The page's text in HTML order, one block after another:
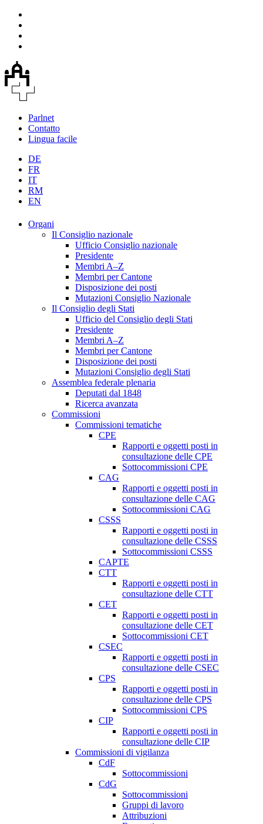
Parlnet
Contatto
Lingua facile
DE
FR
IT
RM
EN
Organi
Il Consiglio nazionale
Ufficio Consiglio nazionale
Presidente
Membri A–Z
Membri per Cantone
Disposizione dei posti
Mutazioni Consiglio Nazionale
Il Consiglio degli Stati
Ufficio del Consiglio degli Stati
Presidente
Membri A–Z
Membri per Cantone
Disposizione dei posti
Mutazioni Consiglio degli Stati
Assemblea federale plenaria
Deputati dal 1848
Ricerca avanzata
Commissioni
Commissioni tematiche
CPE
Rapporti e oggetti posti in
consultazione delle CPE
Sottocommissioni CPE
CAG
Rapporti e oggetti posti in
consultazione delle CAG
Sottocommissioni CAG
CSSS
Rapporti e oggetti posti in
consultazione delle CSSS
Sottocommissioni CSSS
CAPTE
CTT
Rapporti e oggetti posti in
consultazione delle CTT
CET
Rapporti e oggetti posti in
consultazione delle CET
Sottocommissioni CET
CSEC
Rapporti e oggetti posti in
consultazione delle CSEC
CPS
Rapporti e oggetti posti in
consultazione delle CPS
Sottocommissioni CPS
CIP
Rapporti e oggetti posti in
consultazione delle CIP
Commissioni di vigilanza
CdF
Sottocommissioni
CdG
Sottocommissioni
Gruppi di lavoro
Attribuzioni